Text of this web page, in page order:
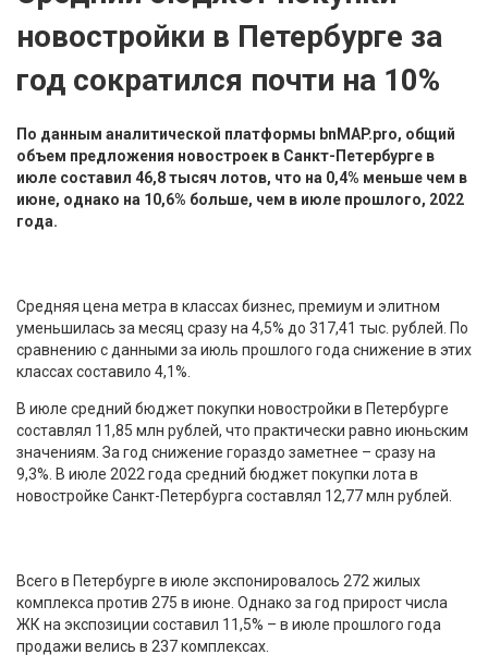
новостройки в Петербурге за
год сократился почти на 10%
По данным аналитической платформы bnMAP.pro, общий
объем предложения новостроек в Санкт-Петербурге в
июле составил 46,8 тысяч лотов, что на 0,4% меньше чем в
июне, однако на 10,6% больше, чем в июле прошлого, 2022
года.
Средняя цена метра в классах бизнес, премиум и элитном
уменьшилась за месяц сразу на 4,5% до 317,41 тыс. рублей. По
сравнению с данными за июль прошлого года снижение в этих
классах составило 4,1%.
В июле средний бюджет покупки новостройки в Петербурге
составлял 11,85 млн рублей, что практически равно июньским
значениям. За год снижение гораздо заметнее – сразу на
9,3%. В июле 2022 года средний бюджет покупки лота в
новостройке Санкт-Петербурга составлял 12,77 млн рублей.
Всего в Петербурге в июле экспонировалось 272 жилых
комплекса против 275 в июне. Однако за год прирост числа
ЖК на экспозиции составил 11,5% – в июле прошлого года
продажи велись в 237 комплексах.